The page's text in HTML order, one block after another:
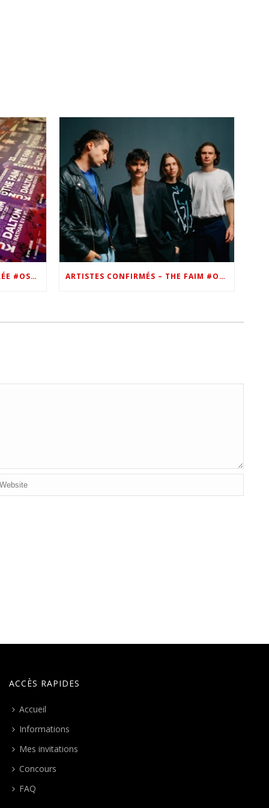
VIP – LES PHOTOS DE LA SOIRÉE #OSN22 ARTISTES CONFIRMÉS – THE FAIM #OSN22
ACCÈS RAPIDES
Accueil
Informations
Mes invitations
Concours
FAQ